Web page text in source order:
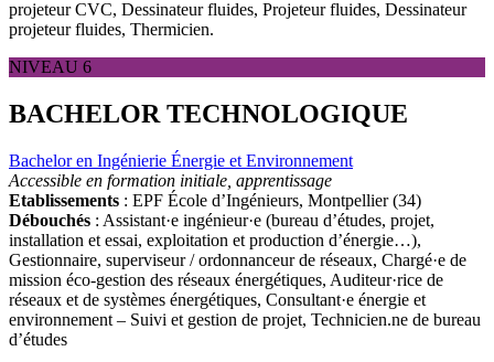
projeteur CVC, Dessinateur fluides, Projeteur fluides, Dessinateur
projeteur fluides, Thermicien.
NIVEAU 6
BACHELOR TECHNOLOGIQUE
Bachelor en Ingénierie Énergie et Environnement
Accessible en formation initiale, apprentissage
Etablissements : EPF École d’Ingénieurs, Montpellier (34)
Débouchés : Assistant·e ingénieur·e (bureau d’études, projet,
installation et essai, exploitation et production d’énergie…),
Gestionnaire, superviseur / ordonnanceur de réseaux, Chargé·e de
mission éco-gestion des réseaux énergétiques, Auditeur·rice de
réseaux et de systèmes énergétiques, Consultant·e énergie et
environnement – Suivi et gestion de projet, Technicien.ne de bureau
d’études